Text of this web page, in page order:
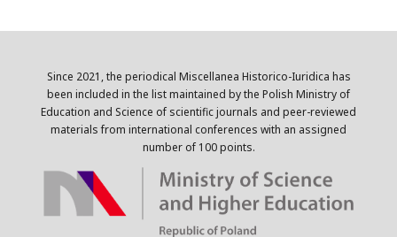
Since 2021, the periodical Miscellanea Historico-Iuridica has
been included in the list maintained by the Polish Ministry of
Education and Science of scientific journals and peer-reviewed
materials from international conferences with an assigned
number of 100 points.